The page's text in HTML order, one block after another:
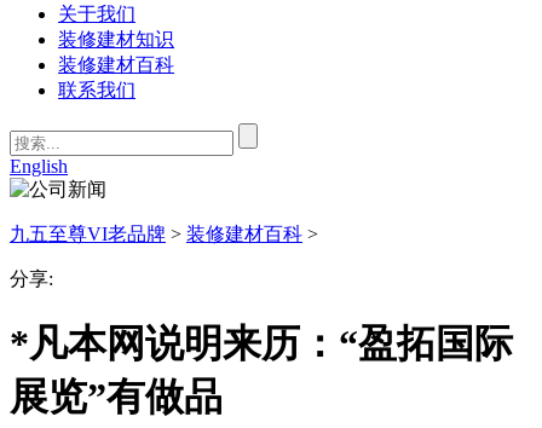
关于我们
装修建材知识
装修建材百科
联系我们
English
九五至尊VI老品牌 > 装修建材百科 >
分享:
*凡本网说明来历：“盈拓国际
展览”有做品